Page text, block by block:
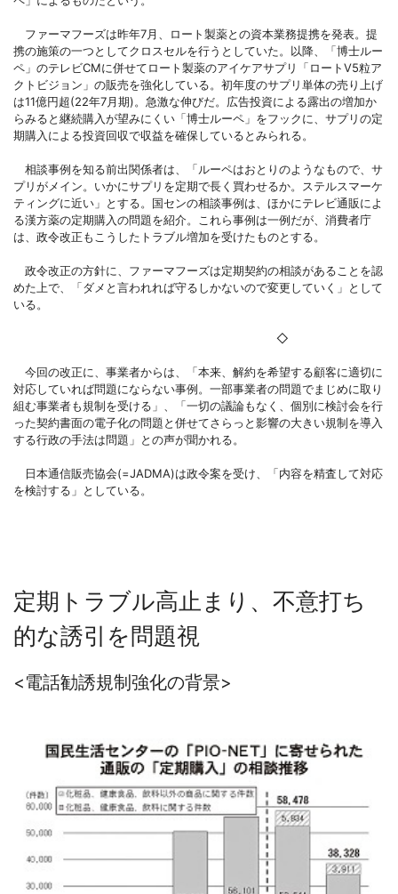
ファーマフーズは昨年7月、ロート製薬との資本業務提携を発表。提
携の施策の一つとしてクロスセルを行うとしていた。以降、「博士ルー
ペ」のテレビCMに併せてロート製薬のアイケアサプリ「ロートV5粒ア
クトビジョン」の販売を強化している。初年度のサプリ単体の売り上げ
は11億円超(22年7月期)。急激な伸びだ。広告投資による露出の増加か
らみると継続購入が望みにくい「博士ルーペ」をフックに、サプリの定
期購入による投資回収で収益を確保しているとみられる。
相談事例を知る前出関係者は、「ルーペはおとりのようなもので、サ
プリがメイン。いかにサプリを定期で長く買わせるか。ステルスマーケ
ティングに近い」とする。国センの相談事例は、ほかにテレビ通販によ
る漢方薬の定期購入の問題を紹介。これら事例は一例だが、消費者庁
は、政令改正もこうしたトラブル増加を受けたものとする。
政令改正の方針に、ファーマフーズは定期契約の相談があることを認
めた上で、「ダメと言われれば守るしかないので変更していく」として
いる。
◇
今回の改正に、事業者からは、「本来、解約を希望する顧客に適切に
対応していれば問題にならない事例。一部事業者の問題でまじめに取り
組む事業者も規制を受ける」、「一切の議論もなく、個別に検討会を行
った契約書面の電子化の問題と併せてさらっと影響の大きい規制を導入
する行政の手法は問題」との声が聞かれる。
日本通信販売協会(=JADMA)は政令案を受け、「内容を精査して対応
を検討する」としている。
定期トラブル高止まり、不意打ち
的な誘引を問題視
<電話勧誘規制強化の背景>